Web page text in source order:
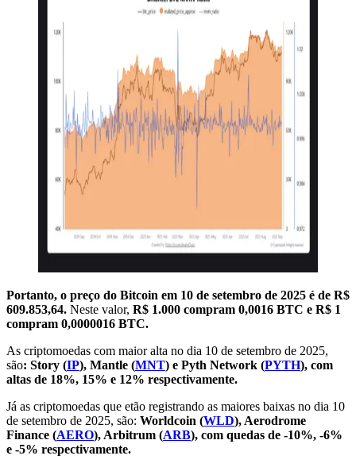
Portanto, o preço do Bitcoin em 10 de setembro de 2025 é de R$
609.853,64. Neste valor, R$ 1.000 compram 0,0016 BTC e R$ 1
compram 0,0000016 BTC.
As criptomoedas com maior alta no dia 10 de setembro de 2025,
são: Story (IP), Mantle (MNT) e Pyth Network (PYTH), com
altas de 18%, 15% e 12% respectivamente.
Já as criptomoedas que etão registrando as maiores baixas no dia 10
de setembro de 2025, são: Worldcoin (WLD), Aerodrome
Finance (AERO), Arbitrum (ARB), com quedas de -10%, -6%
e -5% respectivamente.